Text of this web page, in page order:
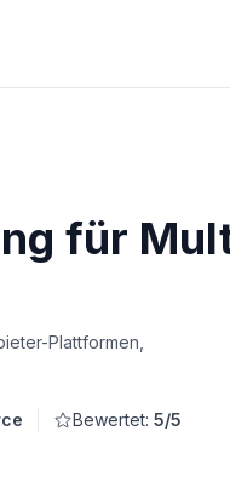
für
Plattformen,
Bewertet: 5/5